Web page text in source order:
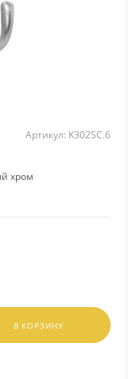
Артикул: K302SC.6
хром
В КОРЗИНУ